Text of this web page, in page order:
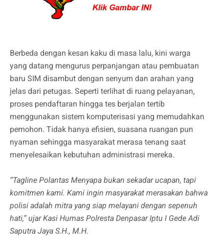
Berbeda dengan kesan kaku di masa lalu, kini warga
yang datang mengurus perpanjangan atau pembuatan
baru SIM disambut dengan senyum dan arahan yang
jelas dari petugas. Seperti terlihat di ruang pelayanan,
proses pendaftaran hingga tes berjalan tertib
menggunakan sistem komputerisasi yang memudahkan
pemohon. Tidak hanya efisien, suasana ruangan pun
nyaman sehingga masyarakat merasa tenang saat
menyelesaikan kebutuhan administrasi mereka.
“Tagline Polantas Menyapa bukan sekadar ucapan, tapi
komitmen kami. Kami ingin masyarakat merasakan bahwa
polisi adalah mitra yang siap melayani dengan sepenuh
hati,” ujar Kasi Humas Polresta Denpasar Iptu I Gede Adi
Saputra Jaya S.H., M.H.